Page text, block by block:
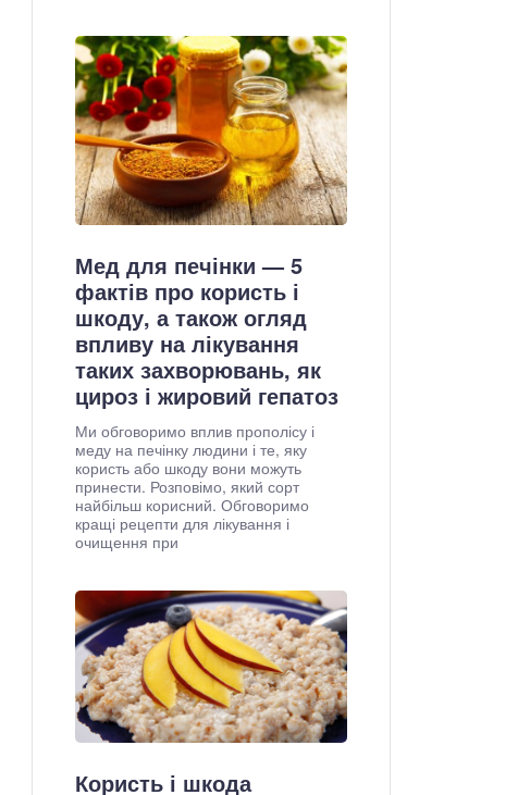
Мед для печінки — 5
фактів про користь і
шкоду, а також огляд
впливу на лікування
таких захворювань, як
цироз і жировий гепатоз
Ми обговоримо вплив прополісу і
меду на печінку людини і те, яку
користь або шкоду вони можуть
принести. Розповімо, який сорт
найбільш корисний. Обговоримо
кращі рецепти для лікування і
очищення при
Користь і шкода